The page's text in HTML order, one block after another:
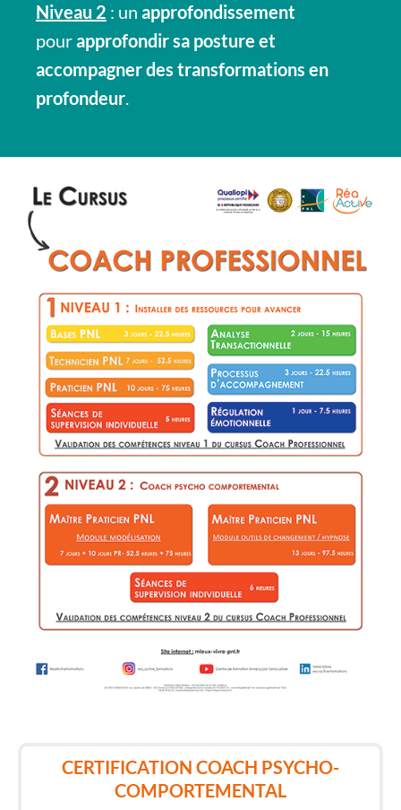
Niveau 2 : un approfondissement
pourapprofondir sa posture et
accompagner des transformations en
profondeur.
CERTIFICATION COACH PSYCHO-
COMPORTEMENTAL